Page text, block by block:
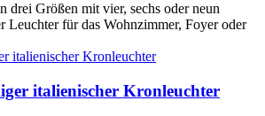
drei Größen mit vier, sechs oder neun
Leuchter für das Wohnzimmer, Foyer oder
italienischer Kronleuchter